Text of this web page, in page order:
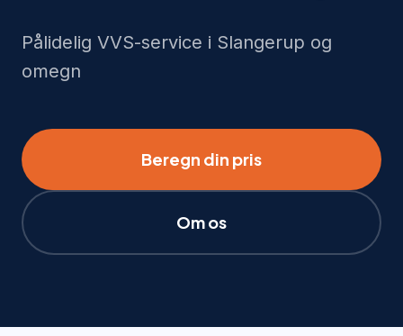
Pålidelig VVS-service i Slangerup og
omegn
Beregn din pris
Om os